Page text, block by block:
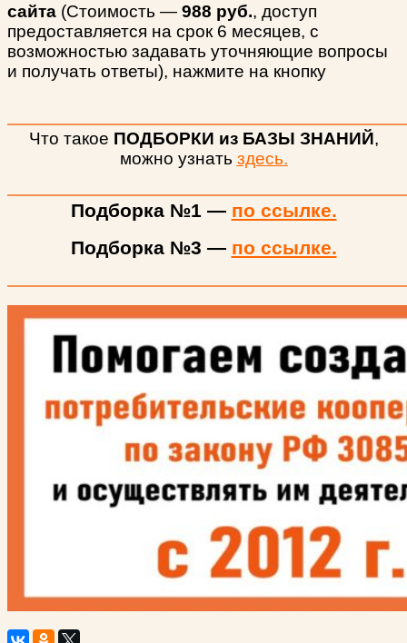
сайта (Стоимость — 988 руб., доступ
предоставляется на срок 6 месяцев, с
возможностью задавать уточняющие вопросы
и получать ответы), нажмите на кнопку
Что такое ПОДБОРКИ из БАЗЫ ЗНАНИЙ,
можно узнать здесь.
Подборка №1 — по ссылке.
Подборка №3 — по ссылке.